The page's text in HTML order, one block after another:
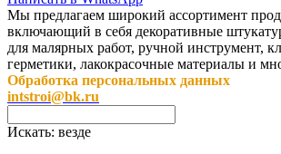
Мы предлагаем широкий ассортимент
включающий в себя декоративные
для малярных работ, ручной инструмент,
герметики, лакокрасочные материалы и
Обработка персональных данных
intstroi@bk.ru
Искать: везде